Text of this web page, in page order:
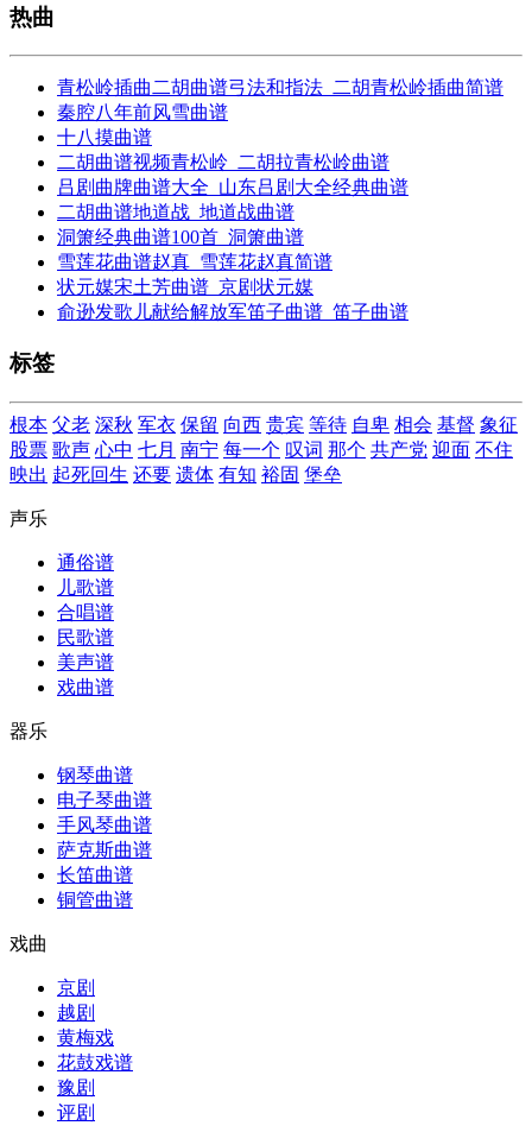
热曲
青松岭插曲二胡曲谱弓法和指法_二胡青松岭插曲简谱
秦腔八年前风雪曲谱
十八摸曲谱
二胡曲谱视频青松岭_二胡拉青松岭曲谱
吕剧曲牌曲谱大全_山东吕剧大全经典曲谱
二胡曲谱地道战_地道战曲谱
洞箫经典曲谱100首_洞箫曲谱
雪莲花曲谱赵真_雪莲花赵真简谱
状元媒宋土芳曲谱_京剧状元媒
俞逊发歌儿献给解放军笛子曲谱_笛子曲谱
标签
根本 父老 深秋 军衣 保留 向西 贵宾 等待 自卑 相会 基督 象征
股票 歌声 心中 七月 南宁 每一个 叹词 那个 共产党 迎面 不住
映出 起死回生 还要 遗体 有知 裕固 堡垒
声乐
通俗谱
儿歌谱
合唱谱
民歌谱
美声谱
戏曲谱
器乐
钢琴曲谱
电子琴曲谱
手风琴曲谱
萨克斯曲谱
长笛曲谱
铜管曲谱
戏曲
京剧
越剧
黄梅戏
花鼓戏谱
豫剧
评剧